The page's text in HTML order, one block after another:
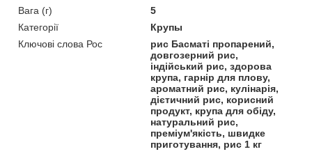
Вага (г)
5
Категорії
Крупы
Ключові слова Рос
рис Басматі пропарений,
довгозерний рис,
індійський рис, здорова
крупа, гарнір для плову,
ароматний рис, кулінарія,
дієтичний рис, корисний
продукт, крупа для обіду,
натуральний рис,
преміум'якість, швидке
приготування, рис 1 кг